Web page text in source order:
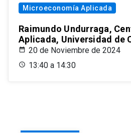
Microeconomía Aplicada
Raimundo Undurraga,
Aplicada, Universidad de
20 de Noviembre de 2024
13:40 a 14:30